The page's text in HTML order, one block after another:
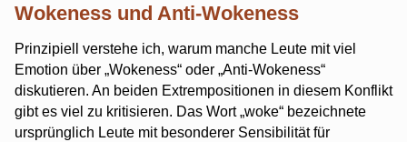
Wokeness und Anti-Wokeness
Prinzipiell verstehe ich, warum manche Leute mit viel
Emotion über „Wokeness“ oder „Anti-Wokeness“
diskutieren. An beiden Extrempositionen in diesem Konflikt
gibt es viel zu kritisieren. Das Wort „woke“ bezeichnete
ursprünglich Leute mit besonderer Sensibilität für